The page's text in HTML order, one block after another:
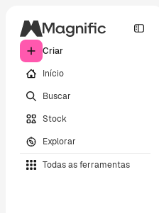
Criar
Início
Buscar
Stock
Explorar
Todas as ferramentas